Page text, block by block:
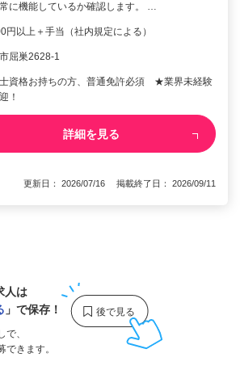
に機能しているか確認します。 …
円以上＋手当（社内規定による）
屈巣2628-1
資格お持ちの方、普通免許必須 ★業界未経験
！
詳細を見る
更新日： 2026/07/16 掲載終了日： 2026/09/11
人は
」で保存！
で、
できます。